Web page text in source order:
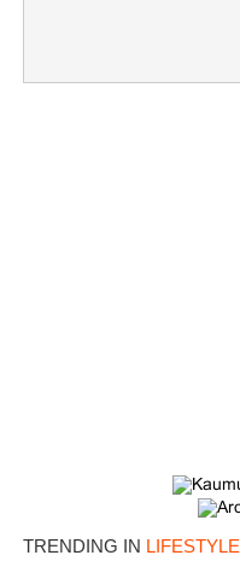
TRENDING IN LIFESTYLE